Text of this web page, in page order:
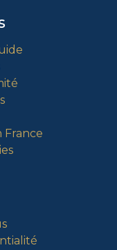
France